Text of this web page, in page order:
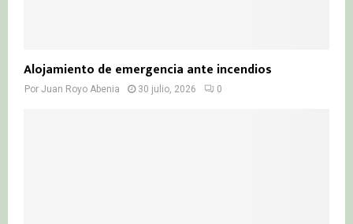
Alojamiento de emergencia ante incendios
Por Juan Royo Abenia 30 julio, 2026 0